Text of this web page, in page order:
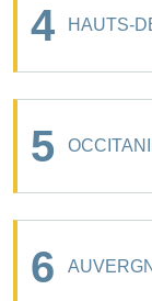
4 HAUTS-
5
6